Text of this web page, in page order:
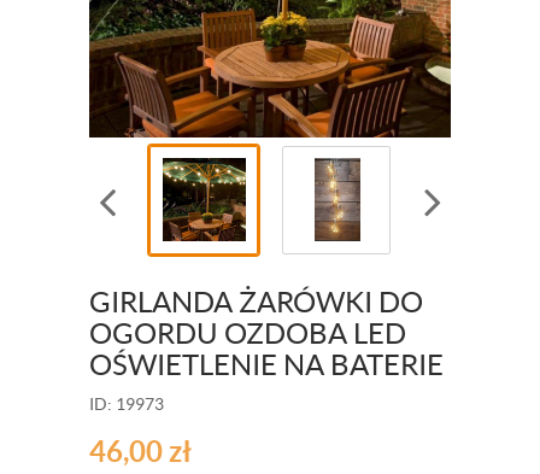
GIRLANDA ŻARÓWKI DO
OGORDU OZDOBA LED
OŚWIETLENIE NA BATERIE
ID: 19973
46,00zł